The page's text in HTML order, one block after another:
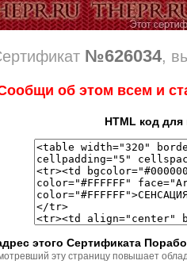
№626034,
об этом всем и
HTML код для
этого Сертификата
эту страницу повышает